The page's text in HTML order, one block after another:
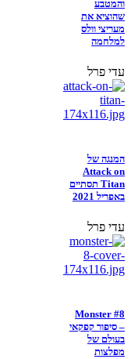
והמטבע
שהוציא את
מעריצי וולס
למלחמה
עדי פרל
המנגה של
Attack on
Titan תסתיים
באפריל 2021
עדי פרל
Monster #8
– סיפור קפקאי
בעולם של
מפלצות